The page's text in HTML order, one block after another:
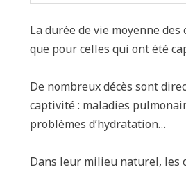
La durée de vie moyenne
que pour celles qui ont été
De nombreux décès sont
captivité : maladies
problèmes d’hydratation…
Dans leur milieu naturel, les